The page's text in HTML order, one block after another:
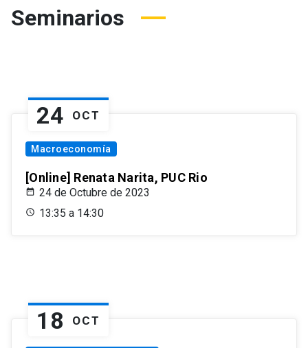
Seminarios
24 OCT
Macroeconomía
[Online] Renata Narita, PUC Rio
24 de Octubre de 2023
13:35 a 14:30
18 OCT